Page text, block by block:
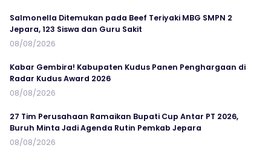
Salmonella Ditemukan pada Beef Teriyaki MBG SMPN 2
Jepara, 123 Siswa dan Guru Sakit
08/08/2026
Kabar Gembira! Kabupaten Kudus Panen Penghargaan di
Radar Kudus Award 2026
08/08/2026
27 Tim Perusahaan Ramaikan Bupati Cup Antar PT 2026,
Buruh Minta Jadi Agenda Rutin Pemkab Jepara
08/08/2026